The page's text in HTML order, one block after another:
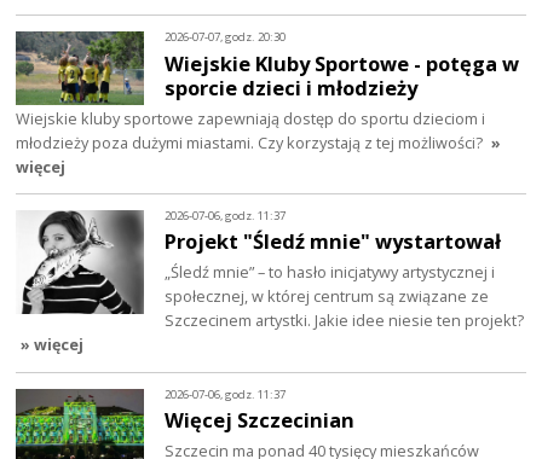
2026-07-07, godz. 20:30
Wiejskie Kluby Sportowe - potęga w
sporcie dzieci i młodzieży
Wiejskie kluby sportowe zapewniają dostęp do sportu dzieciom i
młodzieży poza dużymi miastami. Czy korzystają z tej możliwości? »
więcej
2026-07-06, godz. 11:37
Projekt "Śledź mnie" wystartował
„Śledź mnie” – to hasło inicjatywy artystycznej i
społecznej, w której centrum są związane ze
Szczecinem artystki. Jakie idee niesie ten projekt?
» więcej
2026-07-06, godz. 11:37
Więcej Szczecinian
Szczecin ma ponad 40 tysięcy mieszkańców